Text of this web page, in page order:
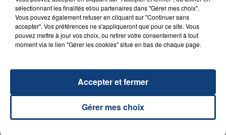
excuses.
TITRES DIFFUSÉS
9h04
9h04 8h57
8h57
sélectionnant les finalités et/ou partenaires dans "Gérer mes choix".
Vous pouvez également refuser en cliquant sur "Continuer sans
accepter". Vos préférences ne s'appliqueront que pour ce site. Vous
pouvez mettre à jour vos choix, ou retirer votre consentement à tout
moment via le lien "Gérer les cookies" situé en bas de chaque page.
Gérer mes choix
Accepter et fermer